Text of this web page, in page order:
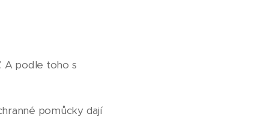
A podle toho s
pomůcky dají